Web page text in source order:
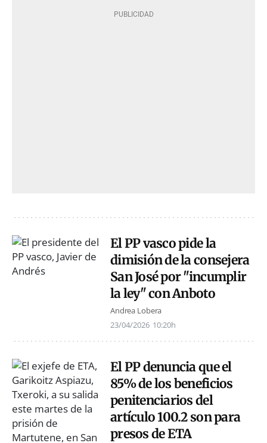
El PP vasco pide la
dimisión de la consejera
San José por "incumplir
la ley" con Anboto
Andrea Lobera
23/04/2026 10:20h
El PP denuncia que el
85% de los beneficios
penitenciarios del
artículo 100.2 son para
presos de ETA